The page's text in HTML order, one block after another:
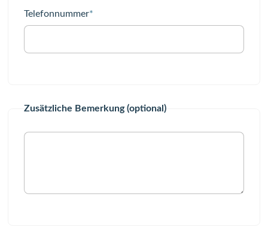
Pflichtfeld
Telefonnummer*
Zusätzliche Bemerkung (optional)